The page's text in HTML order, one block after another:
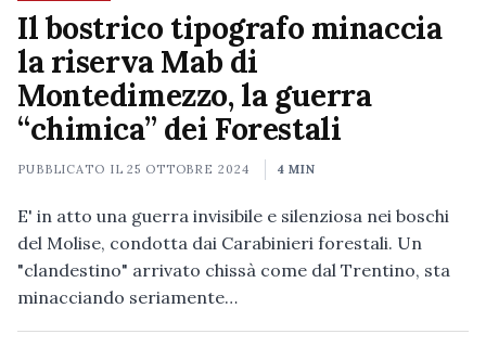
Il bostrico tipografo minaccia
la riserva Mab di
Montedimezzo, la guerra
“chimica” dei Forestali
PUBBLICATO IL25 OTTOBRE 2024 4 MIN
E' in atto una guerra invisibile e silenziosa nei boschi
del Molise, condotta dai Carabinieri forestali. Un
"clandestino" arrivato chissà come dal Trentino, sta
minacciando seriamente…